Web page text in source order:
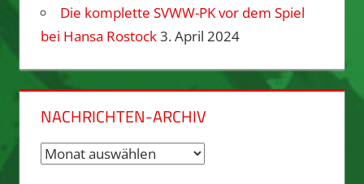
Die komplette SVWW-PK vor dem Spiel
bei Hansa Rostock3. April 2024
NACHRICHTEN-ARCHIV
Nachrichten-